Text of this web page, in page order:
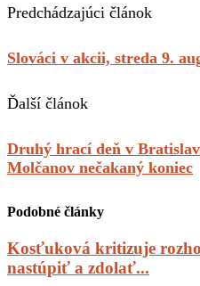
Predchádzajúci článok
Slováci v akcii, streda 9.
Ďalší článok
Druhý hrací deň v
Molčanov nečakaný koniec
Podobné články
Kosťuková kritizuje
nastúpiť a zdolať...